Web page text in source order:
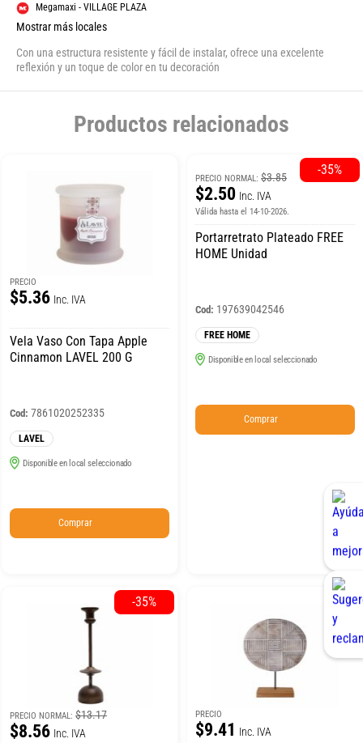
Megamaxi - VILLAGE PLAZA
Mostrar más locales
Con una estructura resistente y fácil de instalar, ofrece una excelente
reflexión y un toque de color en tu decoración
Productos relacionados
PRECIO
$5.36 Inc. IVA
Vela Vaso Con Tapa Apple
Cinnamon LAVEL 200 G
Cod: 7861020252335
LAVEL
Disponible en local seleccionado
Comprar
PRECIO NORMAL:$3.85
$2.50 Inc. IVA
Válida hasta el 14-10-2026.
Portarretrato Plateado FREE
HOME Unidad
Cod: 197639042546
FREE HOME
Disponible en local seleccionado
Comprar
-35%
PRECIO NORMAL:$13.17
$8.56 Inc. IVA
-35%
PRECIO
$9.41 Inc. IVA